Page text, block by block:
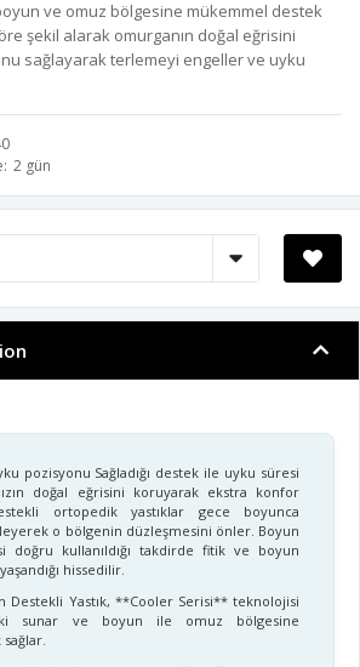
ve omuz bölgesine mükemmel destek
şekil alarak omurganın doğal eğrisini
sağlayarak terlemeyi engeller ve uyku
2 gün
pozisyonu Sağladığı destek ile uyku süresi
doğal eğrisini koruyarak ekstra konfor
ortopedik yastıklar gece boyunca
o bölgenin düzleşmesini önler. Boyun
doğru kullanıldığı takdirde fitik ve boyun
hissedilir.
Destekli Yastık, **Cooler Serisi** teknolojisi
sunar ve boyun ile omuz bölgesine